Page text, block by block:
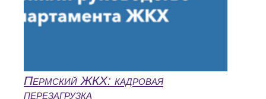
Пермский ЖКХ: кадровая
перезагрузка